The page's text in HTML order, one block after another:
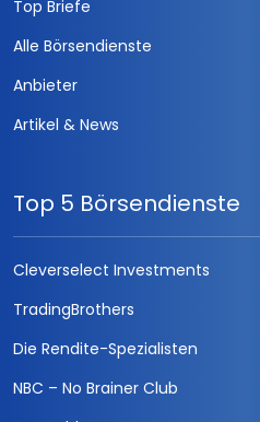
Top Briefe
Alle Börsendienste
Anbieter
Artikel & News
Top 5 Börsendienste
Cleverselect Investments
TradingBrothers
Die Rendite-Spezialisten
NBC – No Brainer Club